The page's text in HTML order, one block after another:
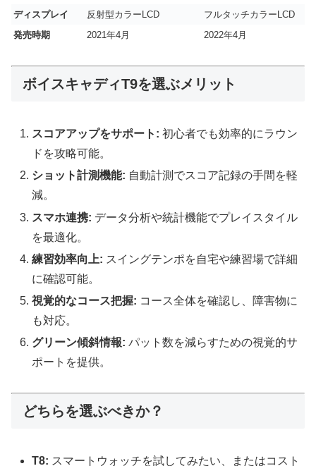
ディスプレイ
反射型カラーLCD
フルタッチカラーLCD
発売時期
2021年4月 2022年4月
ボイスキャディT9を選ぶメリット
スコアアップをサポート: 初心者でも効率的にラウン
ドを攻略可能。
ショット計測機能: 自動計測でスコア記録の手間を軽
減。
スマホ連携: データ分析や統計機能でプレイスタイル
を最適化。
練習効率向上: スイングテンポを自宅や練習場で詳細
に確認可能。
視覚的なコース把握: コース全体を確認し、障害物に
も対応。
グリーン傾斜情報: パット数を減らすための視覚的サ
ポートを提供。
どちらを選ぶべきか？
T8: スマートウォッチを試してみたい、またはコスト